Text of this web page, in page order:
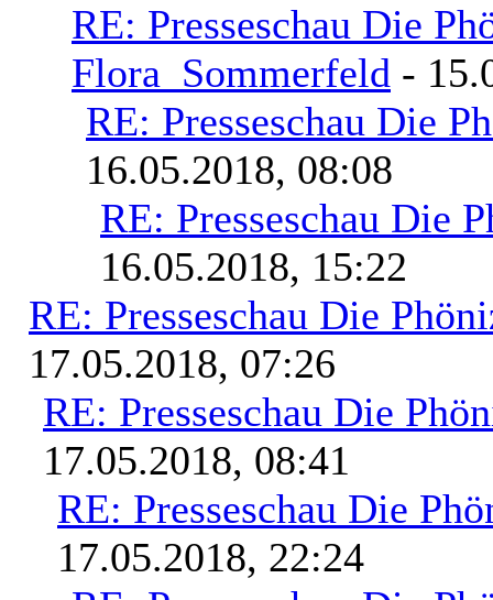
RE: Presseschau Die
Flora_Sommerfeld -
RE: Presseschau Die
16.05.2018, 08:08
RE: Presseschau Die
16.05.2018, 15:22
RE: Presseschau Die
17.05.2018, 07:26
RE: Presseschau Die
17.05.2018, 08:41
RE: Presseschau Die
17.05.2018, 22:24